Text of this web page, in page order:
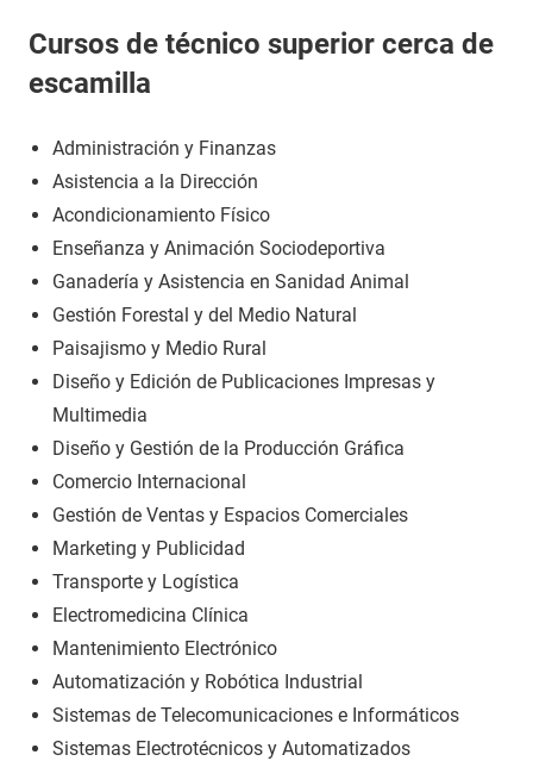
Cursos de técnico superior cerca de
escamilla
Administración y Finanzas
Asistencia a la Dirección
Acondicionamiento Físico
Enseñanza y Animación Sociodeportiva
Ganadería y Asistencia en Sanidad Animal
Gestión Forestal y del Medio Natural
Paisajismo y Medio Rural
Diseño y Edición de Publicaciones Impresas y
Multimedia
Diseño y Gestión de la Producción Gráfica
Comercio Internacional
Gestión de Ventas y Espacios Comerciales
Marketing y Publicidad
Transporte y Logística
Electromedicina Clínica
Mantenimiento Electrónico
Automatización y Robótica Industrial
Sistemas de Telecomunicaciones e Informáticos
Sistemas Electrotécnicos y Automatizados